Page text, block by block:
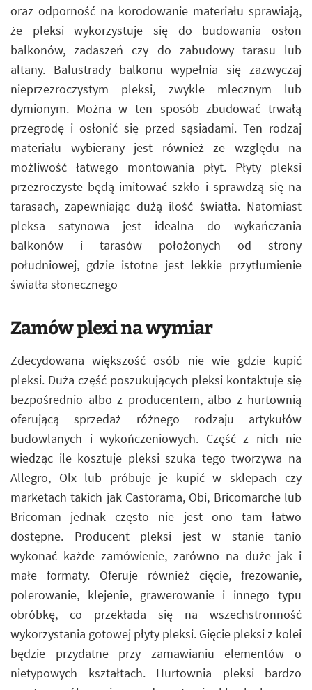
oraz odporność na korodowanie materiału sprawiają,
że pleksi wykorzystuje się do budowania osłon
balkonów, zadaszeń czy do zabudowy tarasu lub
altany. Balustrady balkonu wypełnia się zazwyczaj
nieprzezroczystym pleksi, zwykle mlecznym lub
dymionym. Można w ten sposób zbudować trwałą
przegrodę i osłonić się przed sąsiadami. Ten rodzaj
materiału wybierany jest również ze względu na
możliwość łatwego montowania płyt. Płyty pleksi
przezroczyste będą imitować szkło i sprawdzą się na
tarasach, zapewniając dużą ilość światła. Natomiast
pleksa satynowa jest idealna do wykańczania
balkonów i tarasów położonych od strony
południowej, gdzie istotne jest lekkie przytłumienie
światła słonecznego
Zamów plexi na wymiar
Zdecydowana większość osób nie wie gdzie kupić
pleksi. Duża część poszukujących pleksi kontaktuje się
bezpośrednio albo z producentem, albo z hurtownią
oferującą sprzedaż różnego rodzaju artykułów
budowlanych i wykończeniowych. Część z nich nie
wiedząc ile kosztuje pleksi szuka tego tworzywa na
Allegro, Olx lub próbuje je kupić w sklepach czy
marketach takich jak Castorama, Obi, Bricomarche lub
Bricoman jednak często nie jest ono tam łatwo
dostępne. Producent pleksi jest w stanie tanio
wykonać każde zamówienie, zarówno na duże jak i
małe formaty. Oferuje również cięcie, frezowanie,
polerowanie, klejenie, grawerowanie i innego typu
obróbkę, co przekłada się na wszechstronność
wykorzystania gotowej płyty pleksi. Gięcie pleksi z kolei
będzie przydatne przy zamawianiu elementów o
nietypowych kształtach. Hurtownia pleksi bardzo